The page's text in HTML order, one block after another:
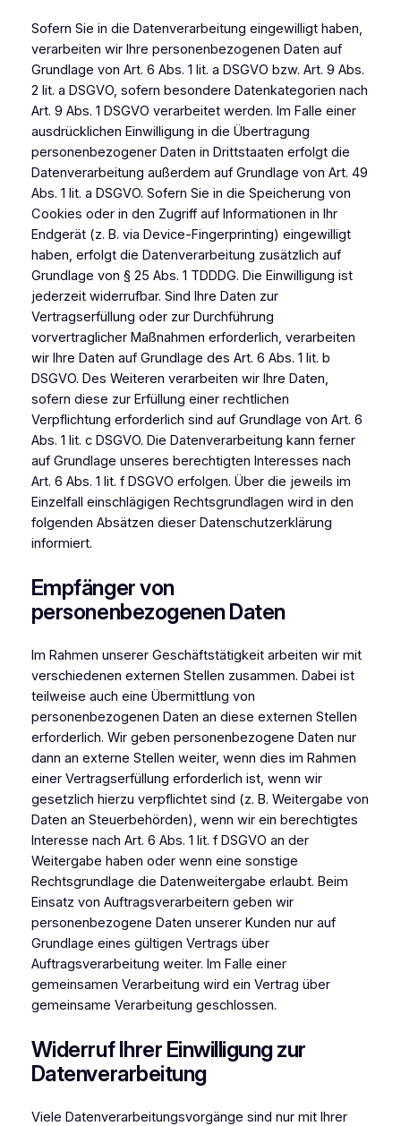
Sofern Sie in die Datenverarbeitung eingewilligt haben,
verarbeiten wir Ihre personenbezogenen Daten auf
Grundlage von Art. 6 Abs. 1 lit. a DSGVO bzw. Art. 9 Abs.
2 lit. a DSGVO, sofern besondere Datenkategorien nach
Art. 9 Abs. 1 DSGVO verarbeitet werden. Im Falle einer
ausdrücklichen Einwilligung in die Übertragung
personenbezogener Daten in Drittstaaten erfolgt die
Datenverarbeitung außerdem auf Grundlage von Art. 49
Abs. 1 lit. a DSGVO. Sofern Sie in die Speicherung von
Cookies oder in den Zugriff auf Informationen in Ihr
Endgerät (z. B. via Device-Fingerprinting) eingewilligt
haben, erfolgt die Datenverarbeitung zusätzlich auf
Grundlage von § 25 Abs. 1 TDDDG. Die Einwilligung ist
jederzeit widerrufbar. Sind Ihre Daten zur
Vertragserfüllung oder zur Durchführung
vorvertraglicher Maßnahmen erforderlich, verarbeiten
wir Ihre Daten auf Grundlage des Art. 6 Abs. 1 lit. b
DSGVO. Des Weiteren verarbeiten wir Ihre Daten,
sofern diese zur Erfüllung einer rechtlichen
Verpflichtung erforderlich sind auf Grundlage von Art. 6
Abs. 1 lit. c DSGVO. Die Datenverarbeitung kann ferner
auf Grundlage unseres berechtigten Interesses nach
Art. 6 Abs. 1 lit. f DSGVO erfolgen. Über die jeweils im
Einzelfall einschlägigen Rechtsgrundlagen wird in den
folgenden Absätzen dieser Datenschutzerklärung
informiert.
Empfänger von
personenbezogenen Daten
Im Rahmen unserer Geschäftstätigkeit arbeiten wir mit
verschiedenen externen Stellen zusammen. Dabei ist
teilweise auch eine Übermittlung von
personenbezogenen Daten an diese externen Stellen
erforderlich. Wir geben personenbezogene Daten nur
dann an externe Stellen weiter, wenn dies im Rahmen
einer Vertragserfüllung erforderlich ist, wenn wir
gesetzlich hierzu verpflichtet sind (z. B. Weitergabe von
Daten an Steuerbehörden), wenn wir ein berechtigtes
Interesse nach Art. 6 Abs. 1 lit. f DSGVO an der
Weitergabe haben oder wenn eine sonstige
Rechtsgrundlage die Datenweitergabe erlaubt. Beim
Einsatz von Auftragsverarbeitern geben wir
personenbezogene Daten unserer Kunden nur auf
Grundlage eines gültigen Vertrags über
Auftragsverarbeitung weiter. Im Falle einer
gemeinsamen Verarbeitung wird ein Vertrag über
gemeinsame Verarbeitung geschlossen.
Widerruf Ihrer Einwilligung zur
Datenverarbeitung
Viele Datenverarbeitungsvorgänge sind nur mit Ihrer